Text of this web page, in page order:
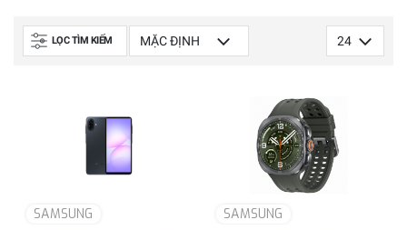
LỌC TÌM KIẾM
SAMSUNG
SAMSUNG